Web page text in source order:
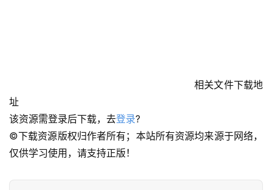
首
相关文件下载地
址
该资源需登录后下载，去登录?
©下载资源版权归作者所有；本站所有资源均来源于网络，
仅供学习使用，请支持正版！